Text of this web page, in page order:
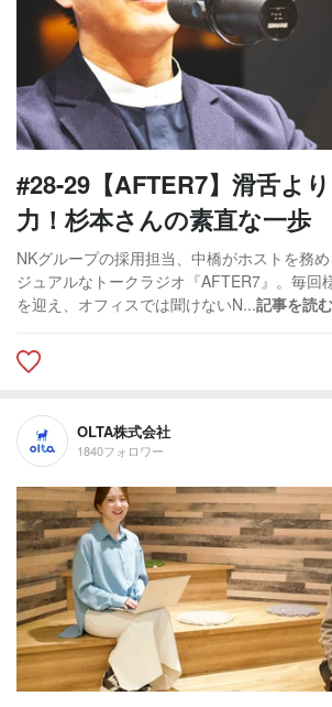
#28-29【AFTER7】滑舌よ
力！杉本さんの素直な一歩
NKグループの採用担当、中橋がホストを務
ジュアルなトークラジオ『AFTER7』。毎回
を迎え、オフィスでは聞けないN...記事を読む
OLTA株式会社
1840フォロワー